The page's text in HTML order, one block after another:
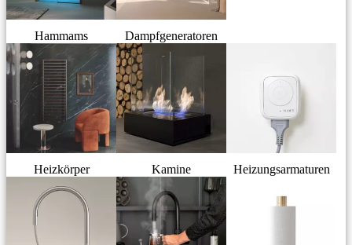
Hammams Dampfgeneratoren
Heizkörper Kamine Heizungsarmaturen